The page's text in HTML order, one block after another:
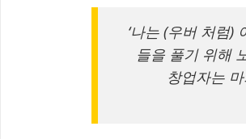
‘나는 (우버 처럼
들을 풀기 위해
창업자는